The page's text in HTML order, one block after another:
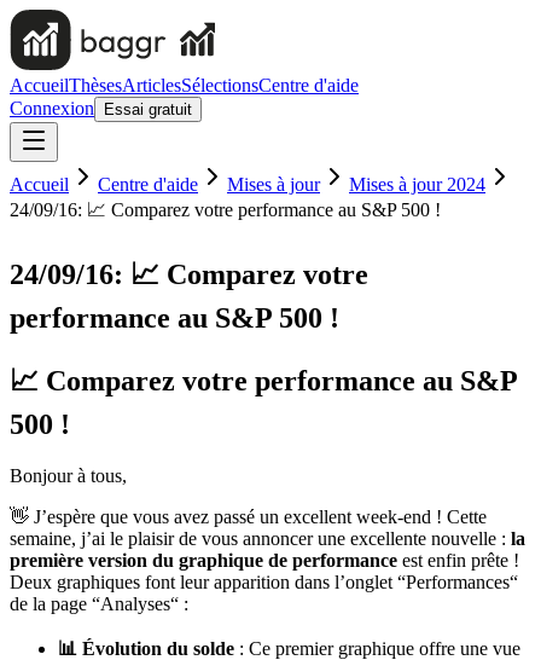
AccueilThèsesArticlesSélectionsCentre d'aide
Connexion
Essai gratuit
Accueil Centre d'aide Mises à jour
Mises à jour 2024
24/09/16: 📈 Comparez votre performance au S&P 500 !
24/09/16: 📈 Comparez votre
performance au S&P 500 !
📈 Comparez votre performance au S&P
500 !
Bonjour à tous,
👋 J’espère que vous avez passé un excellent week-end ! Cette
semaine, j’ai le plaisir de vous annoncer une excellente nouvelle : la
première version du graphique de performance est enfin prête !
Deux graphiques font leur apparition dans l’onglet “Performances“
de la page “Analyses“ :
📊 Évolution du solde : Ce premier graphique offre une vue